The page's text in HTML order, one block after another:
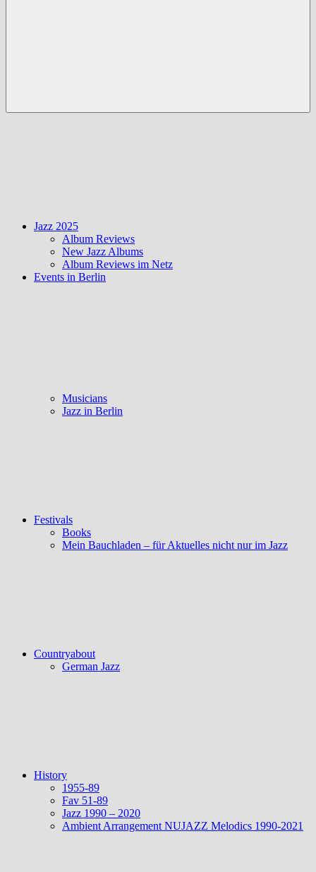
Jazz 2025
Album Reviews
New Jazz Albums
Album Reviews im Netz
Events in Berlin
Musicians
Jazz in Berlin
Festivals
Books
Mein Bauchladen – für Aktuelles nicht nur im Jazz
Countryabout
German Jazz
History
1955-89
Fav 51-89
Jazz 1990 – 2020
Ambient Arrangement NUJAZZ Melodics 1990-2021